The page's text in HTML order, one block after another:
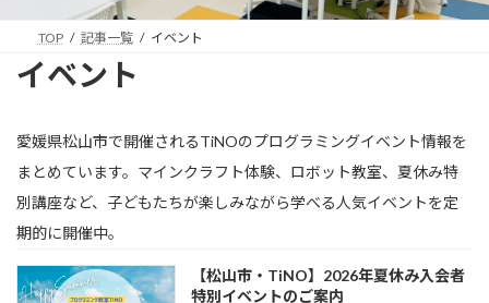
TOP 記事一覧 イベント
イベント
愛媛県松山市で開催されるTiNOのプログラミングイベント情報を
まとめています。マインクラフト体験、ロボット教室、夏休み特
別講座など、子どもたちが楽しみながら学べる人気イベントを定
期的に開催中。
【松山市・TiNO】2026年夏休み入会者
特別イベントのご案内